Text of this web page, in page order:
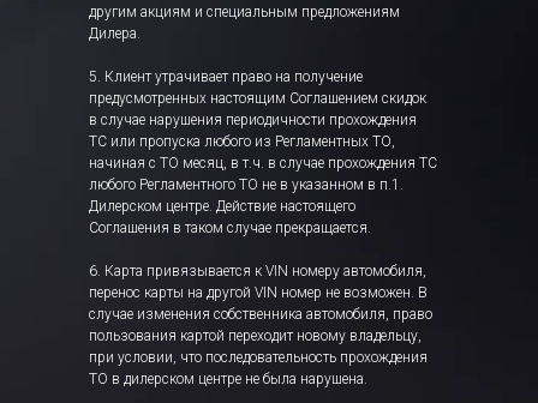
другим акциям и специальным предложениям
Дилера.
5. Клиент утрачивает право на получение
предусмотренных настоящим Соглашением скидок
в случае нарушения периодичности прохождения
ТС или пропуска любого из Регламентных ТО,
начиная с ТО месяц, в т.ч. в случае прохождения ТС
любого Регламентного ТО не в указанном в п.1.
Дилерском центре. Действие настоящего
Соглашения в таком случае прекращается.
6. Карта привязывается к VIN номеру автомобиля,
перенос карты на другой VIN номер не возможен. В
случае изменения собственника автомобиля, право
пользования картой переходит новому владельцу,
при условии, что последовательность прохождения
ТО в дилерском центре не была нарушена.